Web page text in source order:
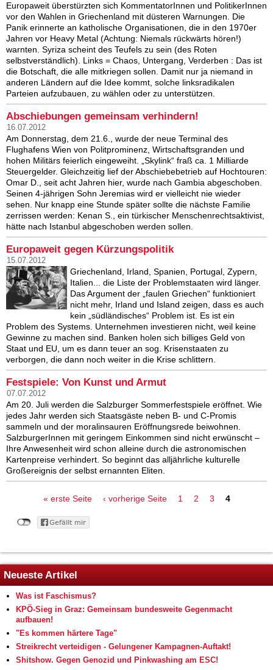
Europaweit überstürzten sich KommentatorInnen und PolitikerInnen
vor den Wahlen in Griechenland mit düsteren Warnungen. Die
Panik erinnerte an katholische Organisationen, die in den 1970er
Jahren vor Heavy Metal (Achtung: Niemals rückwärts hören!)
warnten. Syriza scheint des Teufels zu sein (des Roten
selbstverständlich). Links = Chaos, Untergang, Verderben : Das ist
die Botschaft, die alle mitkriegen sollen. Damit nur ja niemand in
anderen Ländern auf die Idee kommt, solche linksradikalen
Parteien aufzubauen, zu wählen oder zu unterstützen.
Abschiebungen gemeinsam verhindern!
16.07.2012
Am Donnerstag, dem 21.6., wurde der neue Terminal des
Flughafens Wien von Politprominenz, Wirtschaftsgranden und
hohen Militärs feierlich eingeweiht. „Skylink“ fraß ca. 1 Milliarde
Steuergelder. Gleichzeitig lief der Abschiebebetrieb auf Hochtouren:
Omar D., seit acht Jahren hier, wurde nach Gambia abgeschoben.
Seinen 4-jährigen Sohn Jeremias wird er vielleicht nie wieder
sehen. Nur knapp eine Stunde später sollte die nächste Familie
zerrissen werden: Kenan S., ein türkischer Menschenrechtsaktivist,
hätte nach Istanbul abgeschoben werden sollen.
Europaweit gegen Kürzungspolitik
15.07.2012
Griechenland, Irland, Spanien, Portugal, Zypern,
Italien... die Liste der Problemstaaten wird länger.
Das Argument der „faulen Griechen“ funktioniert
nicht mehr, Irland und Island zeigen, dass es auch
kein „südländisches“ Problem ist. Es ist ein
Problem des Systems. Unternehmen investieren nicht, weil keine
Gewinne zu machen sind. Banken holen sich billiges Geld von
Staat und EU, um es dann teuer an sog. Krisenstaaten zu
verborgen, die dann noch weiter in die Krise schlittern.
Festspiele: Von Kunst und Armut
07.07.2012
Am 20. Juli werden die Salzburger Sommerfestspiele eröffnet. Wie
jedes Jahr werden sich Staatsgäste neben B- und C-Promis
sammeln und der moralinsauren Eröffnungsrede beiwohnen.
SalzburgerInnen mit geringem Einkommen sind nicht erwünscht –
Ihre Anwesenheit wird schon alleine durch die astronomischen
Kartenpreise verhindert. So beginnt das alljährliche kulturelle
Großereignis der selbst ernannten Eliten.
« erste Seite ‹ vorherige Seite 1 2 3 4
Neueste Artikel
Was ist Faschismus?
KPÖ-Sieg in Graz: Gemeinsam bundesweite Gegenmacht
aufbauen!
"Es kommen härtere Tage"
Streikrecht verteidigen - Gelungener Kampagnen-Auftakt!
Shitshow. Gegen Genozid und Pinkwashing am ESC!